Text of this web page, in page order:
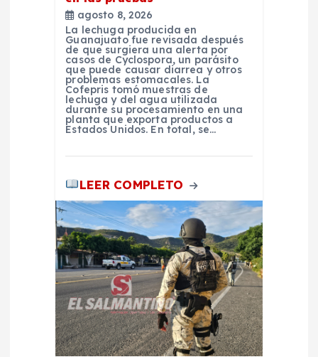
agosto 8, 2026
La lechuga producida en
Guanajuato fue revisada después
de que surgiera una alerta por
casos de Cyclospora, un parásito
que puede causar diarrea y otros
problemas estomacales. La
Cofepris tomó muestras de
lechuga y del agua utilizada
durante su procesamiento en una
planta que exporta productos a
Estados Unidos. En total, se…
LEER COMPLETO